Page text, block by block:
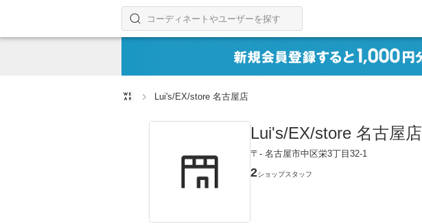
コーディネートやユーザーを探す
検索する
Lui's/EX/store 名古屋店
Lui's/EX/store 名古屋店
〒- 名古屋市中区栄3丁目32-1
ショップスタッフ
2